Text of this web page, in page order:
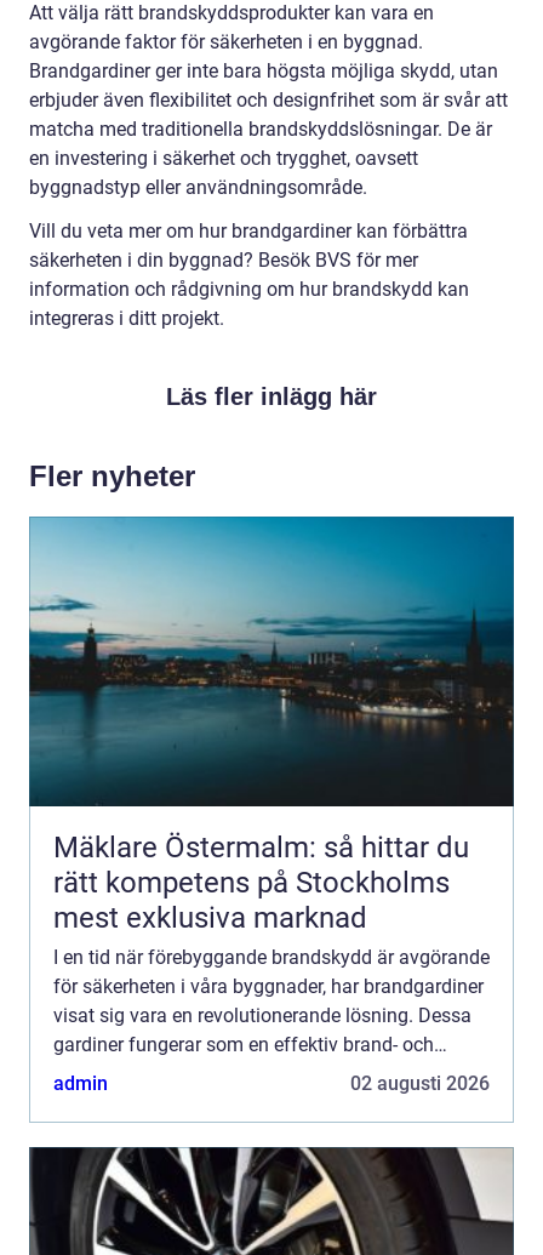
Att välja rätt brandskyddsprodukter kan vara en
avgörande faktor för säkerheten i en byggnad.
Brandgardiner ger inte bara högsta möjliga skydd, utan
erbjuder även flexibilitet och designfrihet som är svår att
matcha med traditionella brandskyddslösningar. De är
en investering i säkerhet och trygghet, oavsett
byggnadstyp eller användningsområde.
Vill du veta mer om hur brandgardiner kan förbättra
säkerheten i din byggnad? Besök BVS för mer
information och rådgivning om hur brandskydd kan
integreras i ditt projekt.
Läs fler inlägg här
Fler nyheter
Mäklare Östermalm: så hittar du
rätt kompetens på Stockholms
mest exklusiva marknad
I en tid när förebyggande brandskydd är avgörande
för säkerheten i våra byggnader, har brandgardiner
visat sig vara en revolutionerande lösning. Dessa
gardiner fungerar som en effektiv brand- och
rökstopp...
admin 02 augusti 2026